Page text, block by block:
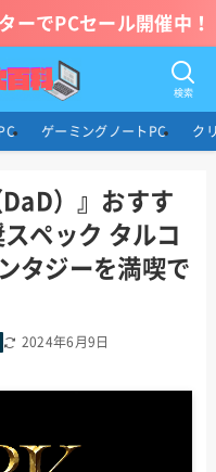
ーでPCセール開催中！
検索
ゲーミングノートPC ク
）』おすす
ペック タルコ
タジーを満喫で
2024年6月9日